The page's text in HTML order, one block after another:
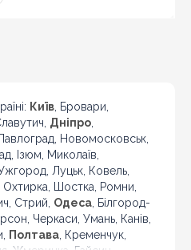
Київ , Бровари,
Дніпро
Новомосковськ,
Ізюм, Миколаїв,
Луцьк, Ковель,
Охтирка, Шостка, Ромни,
Стрий, Одеса , Білгород-
Черкаси, Умань, Канів,
Полтава , Кременчук,